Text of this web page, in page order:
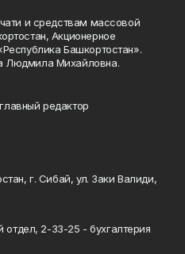
и средствам массовой
Акционерное
Башкортостан».
Людмила Михайловна.
редактор
г. Сибай, ул. Заки Валиди,
2-33-25 - бухгалтерия